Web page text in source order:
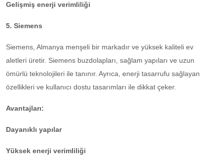
Gelişmiş enerji verimliliği
5. Siemens
Siemens, Almanya menşeli bir markadır ve yüksek kaliteli ev
aletleri üretir. Siemens buzdolapları, sağlam yapıları ve uzun
ömürlü teknolojileri ile tanınır. Ayrıca, enerji tasarrufu sağlayan
özellikleri ve kullanıcı dostu tasarımları ile dikkat çeker.
Avantajları:
Dayanıklı yapılar
Yüksek enerji verimliliği